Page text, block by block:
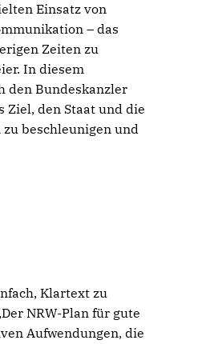
Einsatz von
– das
Zeiten zu
In diesem
den Bundeskanzler
Ziel, den Staat und die
beschleunigen und
Klartext zu
NRW-Plan für gute
Aufwendungen, die